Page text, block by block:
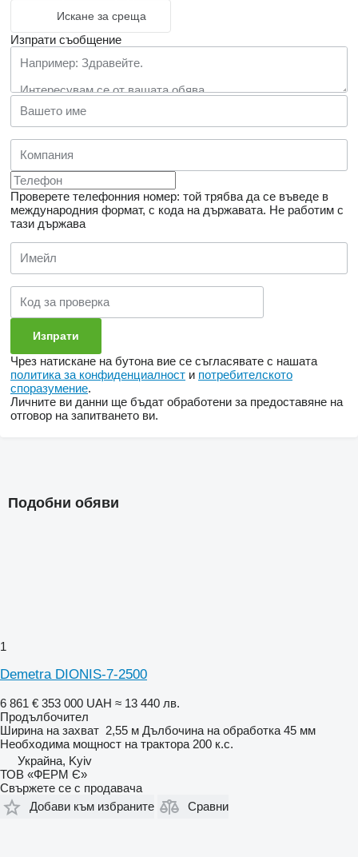
Искане за среща
Изпрати съобщение
Проверете телефонния номер: той трябва да се въведе в
международния формат, с кода на държавата. Не работим с
тази държава
Чрез натискане на бутона вие се съгласявате с нашата
политика за конфиденциалност и потребителското
споразумение.
Личните ви данни ще бъдат обработени за предоставяне на
отговор на запитването ви.
Подобни обяви
1
Demetra DIONIS-7-2500
6 861 € 353 000 UAH ≈ 13 440 лв.
Продълбочител
Ширина на захват 2,55 м Дълбочина на обработка 45 мм
Необходима мощност на трактора 200 к.с.
Украйна, Kyiv
ТОВ «ФЕРМ Є»
Свържете се с продавача
Добави към избраните
Сравни